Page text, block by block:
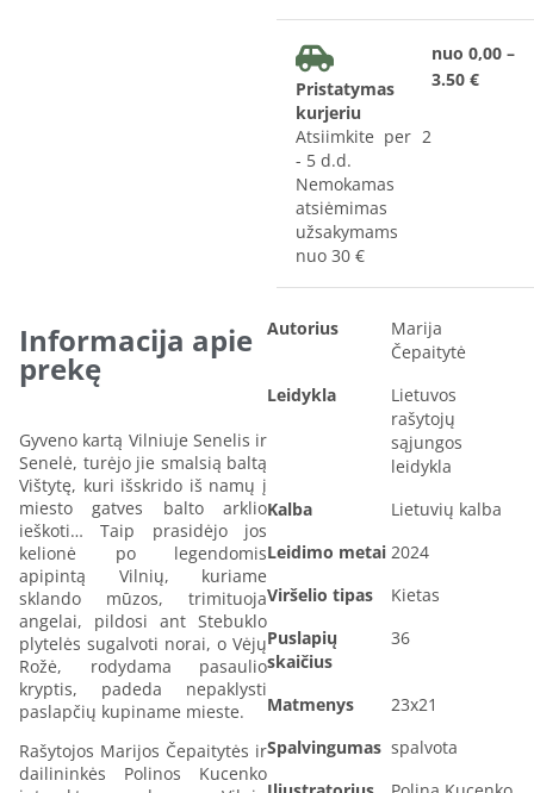
Pristatymas
kurjeriu
Atsiimkite per 2
- 5 d.d.
Nemokamas
atsiėmimas
užsakymams
nuo 30 €
nuo 0,00 –
3.50 €
Informacija apie
prekę
Gyveno kartą Vilniuje Senelis ir
Senelė, turėjo jie smalsią baltą
Vištytę, kuri išskrido iš namų į
miesto gatves balto arklio
ieškoti… Taip prasidėjo jos
kelionė po legendomis
apipintą Vilnių, kuriame
sklando mūzos, trimituoja
angelai, pildosi ant Stebuklo
plytelės sugalvoti norai, o Vėjų
Rožė, rodydama pasaulio
kryptis, padeda nepaklysti
paslapčių kupiname mieste.
Rašytojos Marijos Čepaitytės ir
dailininkės Polinos Kucenko
Autorius
Marija
Čepaitytė
Leidykla
Lietuvos
rašytojų
sąjungos
leidykla
Kalba
Lietuvių kalba
Leidimo metai 2024
Viršelio tipas
Kietas
Puslapių
skaičius
36
Matmenys
23x21
Spalvingumas spalvota